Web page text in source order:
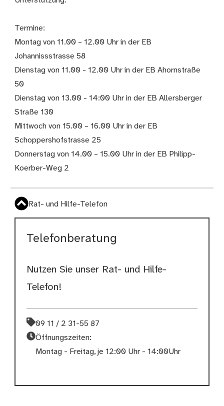
Termine:
Montag von 11.00 – 12.00 Uhr in der EB
Johannissstrasse 58
Dienstag von 11.00 - 12.00 Uhr in der EB Ahornstraße
50
Dienstag von 13.00 - 14:00 Uhr in der EB Allersberger
Straße 130
Mittwoch von 15.00 – 16.00 Uhr in der EB
Schoppershofstrasse 25
Donnerstag von 14.00 – 15.00 Uhr in der EB Philipp-
Koerber-Weg 2
Rat- und Hilfe-Telefon
Telefonberatung
Nutzen Sie unser Rat- und Hilfe-
Telefon!
09 11 / 2 31-55 87
Öffnungszeiten:
Montag - Freitag, je 12:00 Uhr - 14:00Uhr